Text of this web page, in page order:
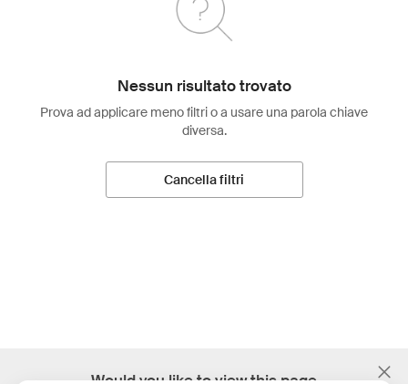
Nessun risultato trovato
Prova ad applicare meno filtri o a usare una parola chiave
diversa.
Cancella filtri